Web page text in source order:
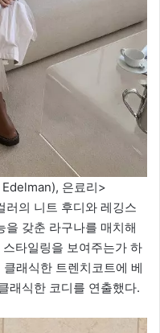
은료리>
러의 니트 후디와 레깅스
갖춘 라구나를 매치해
타일링을 보여주는가 하
래식한 트렌치코트에 베
래식한 코디를 연출했다.